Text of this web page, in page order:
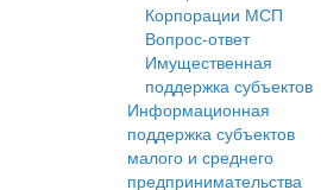
Корпорации МСП
Вопрос-ответ
Имущественная
поддержка субъектов
Информационная
поддержка субъектов
малого и среднего
предпринимательства